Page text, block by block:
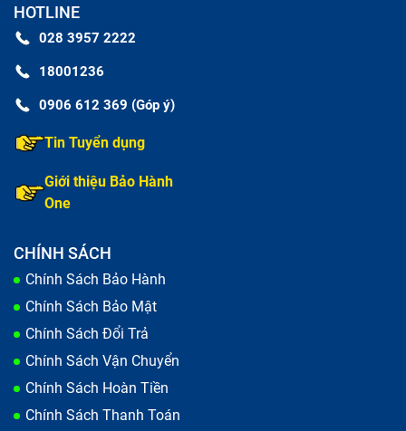
HOTLINE
028 3957 2222
18001236
0906 612 369 (Góp ý)
Tin Tuyển dụng
Giới thiệu Bảo Hành
One
CHÍNH SÁCH
Chính Sách Bảo Hành
Chính Sách Bảo Mật
Chính Sách Đổi Trả
Chính Sách Vận Chuyển
Chính Sách Hoàn Tiền
Chính Sách Thanh Toán